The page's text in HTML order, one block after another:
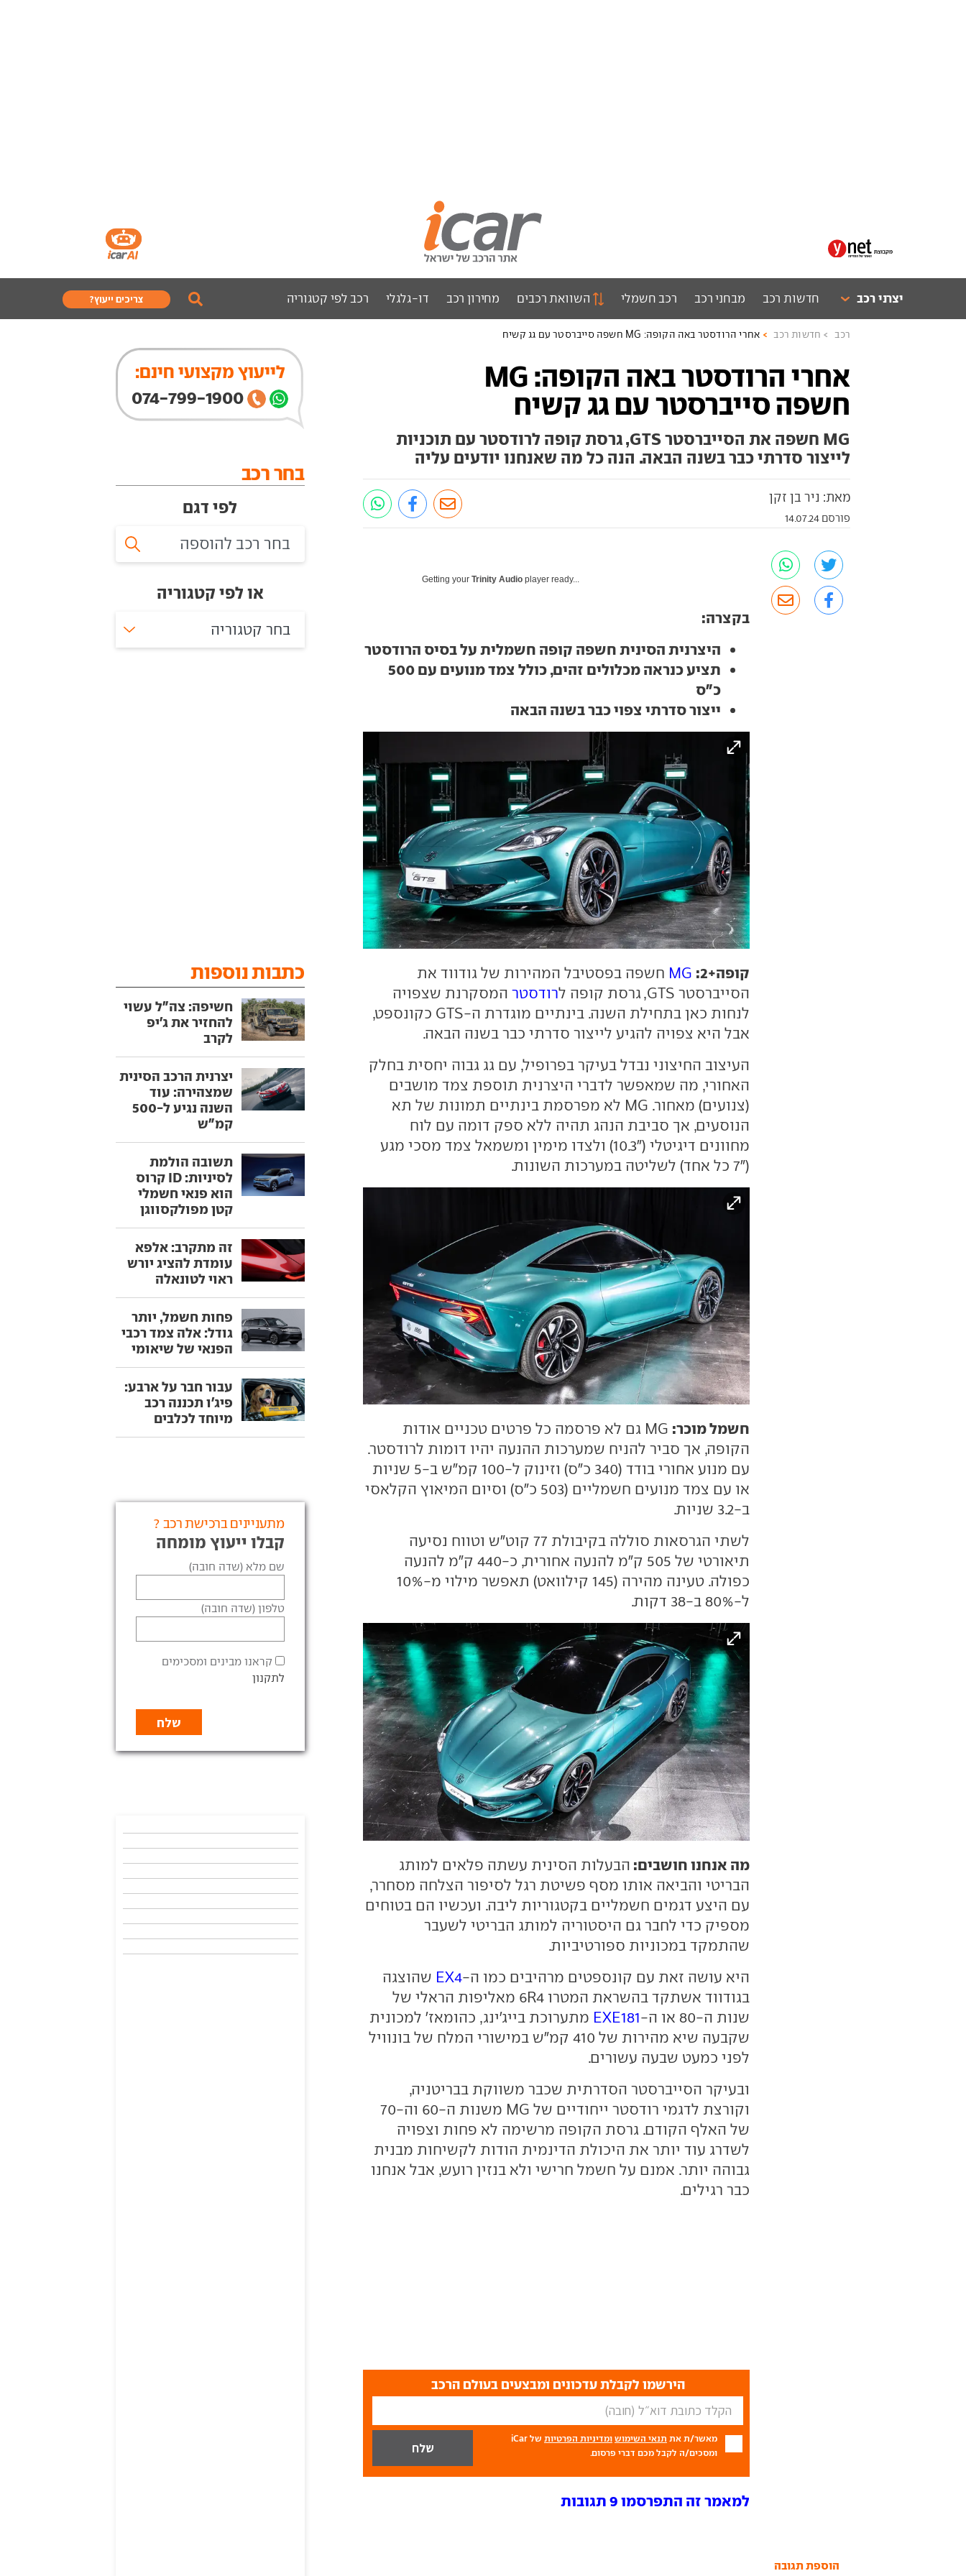
יצרני רכב חדשות רכב מבחני רכב רכב חשמלי השוואת רכבים מחירון רכב דו-גלגלי רכב לפי קטגוריה צריכים ייעוץ?
רכב חדשות רכב אחרי הרודסטר באה הקופה: MG חשפה סייברסטר עם גג קשיח
אחרי הרודסטר באה הקופה: MG
חשפה סייברסטר עם גג קשיח
MG חשפה את הסייברסטר GTS, גרסת קופה לרודסטר עם תוכניות
לייצור סדרתי כבר בשנה הבאה. הנה כל מה שאנחנו יודעים עליה
מאת: ניר בן זקן
פורסם 14.07.24
Getting yourTrinity Audio player ready...
בקצרה:
היצרנית הסינית חשפה קופה חשמלית על בסיס הרודסטר
תציע כנראה מכלולים זהים, כולל צמד מנועים עם 500
כ"ס
ייצור סדרתי צפוי כבר בשנה הבאה
קופה+2: MG חשפה בפסטיבל המהירות של גודווד את
הסייברסטר GTS, גרסת קופה ל
רודסטר המסקרנת שצפויה
לנחות כאן בתחילת השנה. בינתיים מוגדרת ה-GTS כקונספט,
אבל היא צפויה להגיע לייצור סדרתי כבר בשנה הבאה.
העיצוב החיצוני נבדל בעיקר בפרופיל, עם גג גבוה יחסית בחלק
האחורי, מה שמאפשר לדברי היצרנית תוספת צמד מושבים
(צנועים) מאחור. MG לא מפרסמת בינתיים תמונות של תא
הנוסעים, אך סביבת הנהג תהיה ללא ספק דומה עם לוח
מחוונים דיגיטלי ("10.3) ולצדו מימין ומשמאל צמד מסכי מגע
("7 כל אחד) לשליטה במערכות השונות.
חשמל מוכר:
MG גם לא פרסמה כל פרטים טכניים אודות
הקופה, אך סביר להניח שמערכות ההנעה יהיו דומות לרודסטר.
עם מנוע אחורי בודד (340 כ"ס) וזינוק ל-100 קמ"ש ב-5 שניות
או עם צמד מנועים חשמליים (503 כ"ס) וסיום המיאוץ הקלאסי
ב-3.2 שניות.
לשתי הגרסאות סוללה בקיבולת 77 קוט"ש וטווח נסיעה
תיאורטי של 505 ק"מ להנעה אחורית, כ-440 ק"מ להנעה
כפולה. טעינה מהירה (145 קילוואט) תאפשר מילוי מ-10%
ל-80% ב-38 דקות.
מה אנחנו חושבים: הבעלות הסינית עשתה פלאים למותג
הבריטי והביאה אותו מסף פשיטת רגל לסיפור הצלחה מסחרר,
עם היצע דגמים חשמליים בקטגוריות ליבה. ועכשיו הם בטוחים
מספיק כדי לחבר גם היסטוריה למותג הבריטי לשעבר
שהתמקד במכוניות ספורטיביות.
היא עושה זאת עם קונספטים מרהיבים כמו ה-EX4 שהוצגה
בגודווד אשתקד בהשראת המטרו 6R4 מאליפות הראלי של
שנות ה-80 או ה-
EXE181 מתערוכת בייג'ינג, כהומאז' למכונית
שקבעה שיא מהירות של 410 קמ"ש במישורי המלח של בונוויל
לפני כמעט שבעה עשורים.
ובעיקר הסייברסטר הסדרתית שכבר משווקת בבריטניה,
וקורצת לדגמי רודסטר ייחודיים של MG משנות ה-60 וה-70
של האלף הקודם. גרסת הקופה מרשימה לא פחות וצפויה
לשדרג עוד יותר את היכולת הדינמית הודות לקשיחות מבנית
גבוהה יותר. אמנם על חשמל חרישי ולא בנזין רועש, אבל אנחנו
כבר רגילים.
הירשמו לקבלת עדכונים ומבצעים בעולם הרכב
מאשר/ת את תנאי השימוש ומדיניות הפרטיות
של iCar
ומסכים/ה לקבל מכם דברי פרסום.
למאמר זה התפרסמו 9 תגובות
הוספת תגובה
לייעוץ מקצועי חינם:
074-799-1900
בחר רכב
לפי דגם
או לפי קטגוריה
בחר קטגוריה
כתבות נוספות
חשיפה: צה"ל עשוי
להחזיר את ג'יפ
לקרב
יצרנית הרכב הסינית
שמצהירה: עוד
השנה נגיע ל-500
קמ"ש
תשובה הולמת
לסיניות: ID קרוס
הוא פנאי חשמלי
קטן מפולקסווגן
זה מתקרב: אלפא
עומדת להציג יורש
ראוי לטונאלה
פחות חשמל, יותר
גודל: אלה צמד רכבי
הפנאי של שיאומי
עבור חבר על ארבע:
פיג'ו תכננה רכב
מיוחד לכלבים
מתעניינים ברכישת רכב ?
קבלו ייעוץ מומחה
שם מלא (שדה חובה)
טלפון (שדה חובה)
קראנו מבינים ומסכימים
לתקנון